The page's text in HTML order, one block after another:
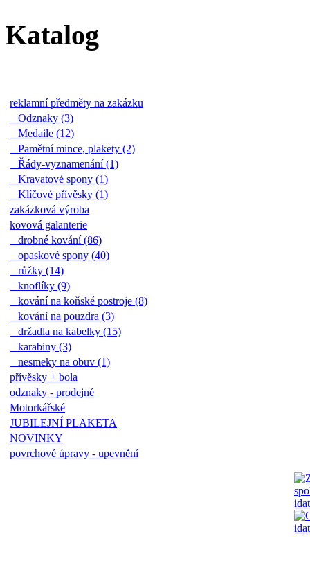
Katalog
reklamní předměty na zakázku
Odznaky (3)
Medaile (12)
Pamětní mince, plakety (2)
Řády-vyznamenání (1)
Kravatové spony (1)
Klíčové přívěsky (1)
zakázková výroba
kovová galanterie
drobné kování (86)
opaskové spony (40)
růžky (14)
knoflíky (9)
kování na koňské postroje (8)
kování na pouzdra (3)
držadla na kabelky (15)
karabiny (3)
nesmeky na obuv (1)
přívěsky + bola
odznaky - prodejné
Motorkářské
JUBILEJNÍ PLAKETA
NOVINKY
povrchové úpravy - upevnění